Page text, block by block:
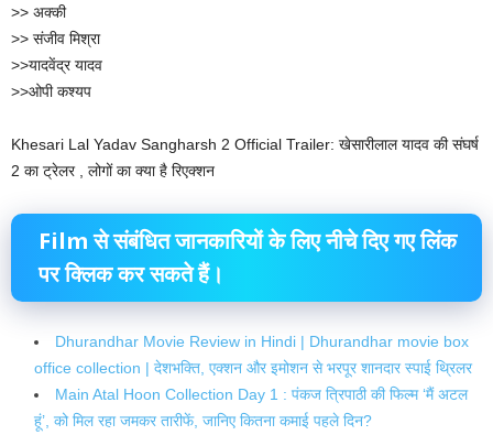
>> अक्की
>> संजीव मिश्रा
>>यादवेंद्र यादव
>>ओपी कश्यप
Khesari Lal Yadav Sangharsh 2 Official Trailer: खेसारीलाल यादव की संघर्ष
2 का ट्रेलर , लोगों का क्या है रिएक्शन
Film से संबंधितजानकारियोंके लिएनीचेदिए गएलिंक
परक्लिककर सकते हैं।
Dhurandhar Movie Review in Hindi | Dhurandhar movie box
office collection | देशभक्ति, एक्शन और इमोशन से भरपूर शानदार स्पाई थ्रिलर
Main Atal Hoon Collection Day 1 : पंकज त्रिपाठी की फ‍िल्‍म ‘मैं अटल
हूं’, को मिल रहा जमकर तारीफें, जानिए कितना कमाई पहले दिन?